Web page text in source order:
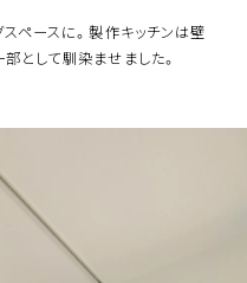
スペースに。製作キッチンは壁
として馴染ませました。